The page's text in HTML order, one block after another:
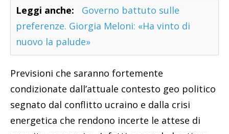
Leggi anche:
Governo battuto sulle
preferenze. Giorgia Meloni: «Ha vinto di
nuovo la palude»
Previsioni che saranno fortemente
condizionate dall’attuale contesto geo politico
segnato dal conflitto ucraino e dalla crisi
energetica che rendono incerte le attese di